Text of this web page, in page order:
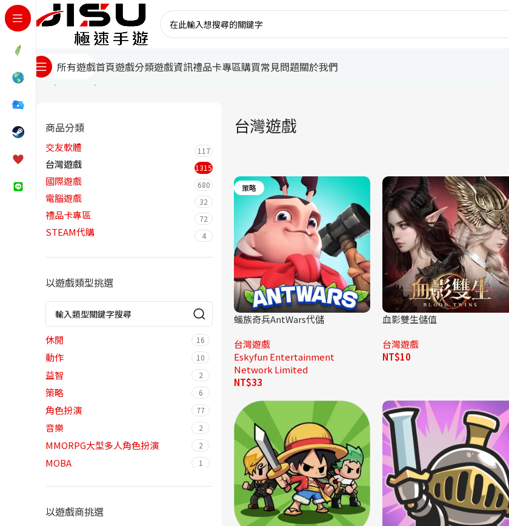
所有遊戲首頁遊戲分類遊戲資訊禮品卡專區購買常見問題關於我們
首頁
商品分類
交友軟體 117
台灣遊戲 1315
國際遊戲 680
電腦遊戲 32
禮品卡專區 72
STEAM代購 4
以遊戲類型挑選
休閒 16
動作 10
益智 2
策略 6
角色扮演 77
音樂 2
MMORPG大型多人角色扮演 2
MOBA 1
多人競技
以遊戲商挑選
台灣遊戲
策略
蟻族奇兵AntWars代儲
台灣遊戲
Eskyfun Entertainment
Network Limited
NT$33
血影雙生儲值
台灣遊戲
NT$10